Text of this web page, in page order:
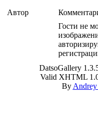
Автор
Гости не
DatsoGallery
Valid XHTML
By